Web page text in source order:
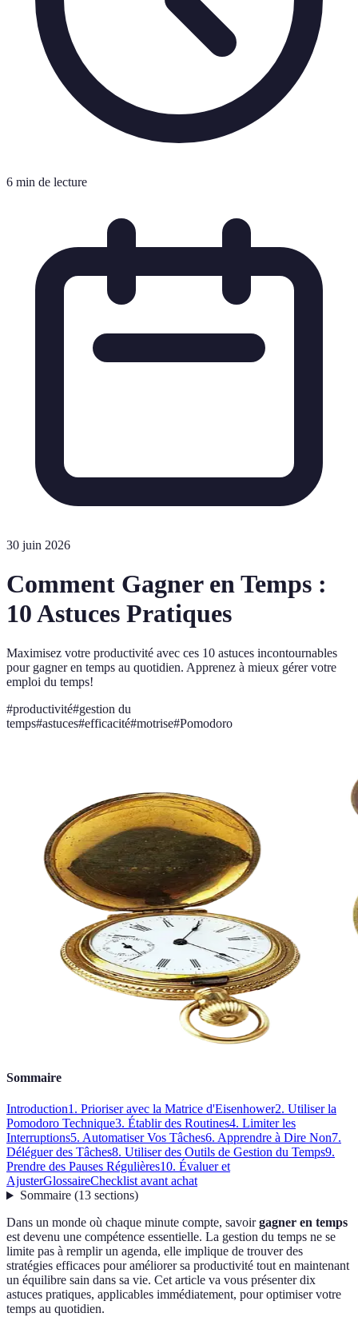
6 min de lecture
30 juin 2026
Comment Gagner en Temps :
10 Astuces Pratiques
Maximisez votre productivité avec ces 10 astuces incontournables
pour gagner en temps au quotidien. Apprenez à mieux gérer votre
emploi du temps!
#productivité#gestion du
temps#astuces#efficacité#motrise#Pomodoro
Sommaire
Introduction1. Prioriser avec la Matrice d'Eisenhower2. Utiliser la
Pomodoro Technique3. Établir des Routines4. Limiter les
Interruptions5. Automatiser Vos Tâches6. Apprendre à Dire Non7.
Déléguer des Tâches8. Utiliser des Outils de Gestion du Temps9.
Prendre des Pauses Régulières10. Évaluer et
AjusterGlossaireChecklist avant achat
Sommaire(13 sections)
Dans un monde où chaque minute compte, savoirgagner en temps
est devenu une compétence essentielle. La gestion du temps ne se
limite pas à remplir un agenda, elle implique de trouver des
stratégies efficaces pour améliorer sa productivité tout en maintenant
un équilibre sain dans sa vie. Cet article va vous présenter dix
astuces pratiques, applicables immédiatement, pour optimiser votre
temps au quotidien.